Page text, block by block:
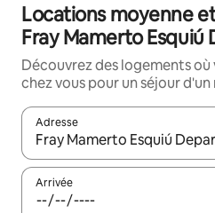
Locations moyenne
Fray Mamerto
Découvrez des logements
chez vous pour un séjour d'un
Adresse
Lorsque les résultats
Arrivée